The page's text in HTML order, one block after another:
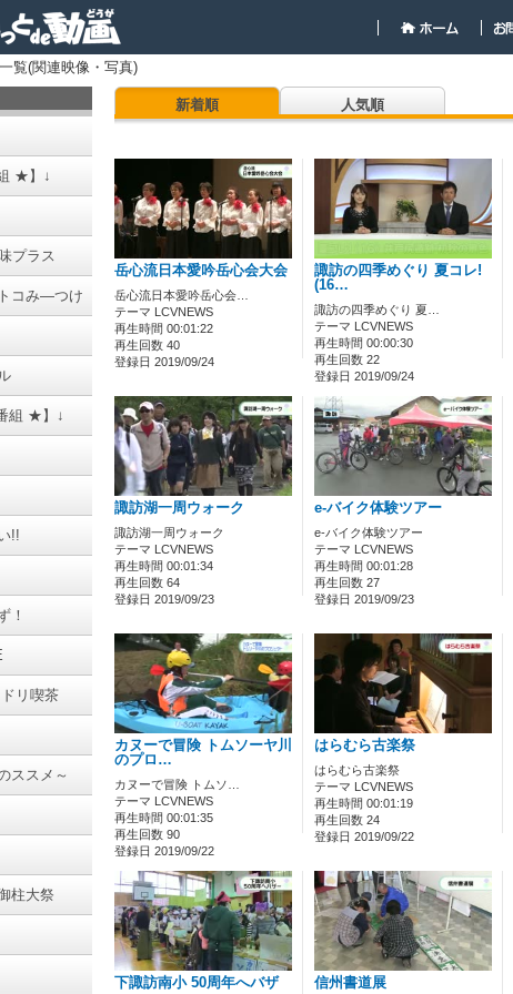
覧(関連映像・写真)
★】↓
プラス
コみ―つけ
組 ★】↓
!!
！
リ喫茶
ススメ～
柱大祭
新着順
人気順
岳心流日本愛吟岳心会大会
岳心流日本愛吟岳心会…
テーマ LCVNEWS
再生時間 00:01:22
再生回数 40
登録日 2019/09/24
諏訪の四季めぐり 夏コレ!
(16…
諏訪の四季めぐり 夏…
テーマ LCVNEWS
再生時間 00:00:30
再生回数 22
登録日 2019/09/24
諏訪湖一周ウォーク
諏訪湖一周ウォーク
テーマ LCVNEWS
再生時間 00:01:34
再生回数 64
登録日 2019/09/23
e-バイク体験ツアー
e-バイク体験ツアー
テーマ LCVNEWS
再生時間 00:01:28
再生回数 27
登録日 2019/09/23
カヌーで冒険 トムソーヤ川
のプロ…
カヌーで冒険 トムソ…
テーマ LCVNEWS
再生時間 00:01:35
再生回数 90
登録日 2019/09/22
はらむら古楽祭
はらむら古楽祭
テーマ LCVNEWS
再生時間 00:01:19
再生回数 24
登録日 2019/09/22
下諏訪南小 50周年へバザ
信州書道展